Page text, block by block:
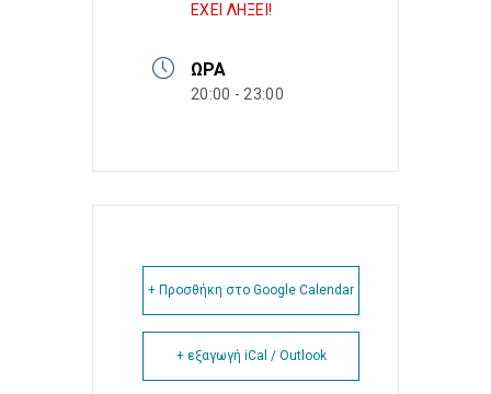
ΕΧΕΙ ΛΗΞΕΙ!
ΏΡΑ
20:00 - 23:00
+ Προσθήκη στο Google Calendar
+ εξαγωγή iCal / Outlook